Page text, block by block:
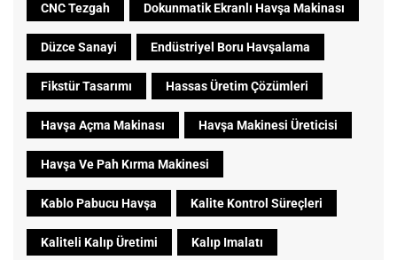
CNC Tezgah Dokunmatik Ekranlı Havşa Makinası
Düzce Sanayi Endüstriyel Boru Havşalama
Fikstür Tasarımı Hassas Üretim Çözümleri
Havşa Açma Makinası Havşa Makinesi Üreticisi
Havşa Ve Pah Kırma Makinesi
Kablo Pabucu Havşa Kalite Kontrol Süreçleri
Kaliteli Kalıp Üretimi Kalıp Imalatı